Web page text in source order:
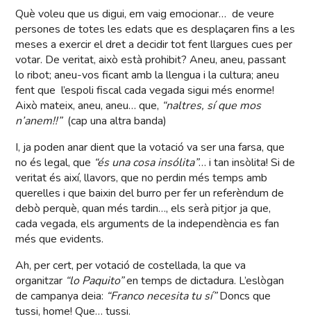
Què voleu que us digui, em vaig emocionar… de veure
persones de totes les edats que es desplaçaren fins a les
meses a exercir el dret a decidir tot fent llargues cues per
votar. De veritat, això està prohibit? Aneu, aneu, passant
lo ribot; aneu-vos ficant amb la llengua i la cultura; aneu
fent que l’espoli fiscal cada vegada sigui més enorme!
Això mateix, aneu, aneu… que, “naltres, sí que mos
n’anem!!” (cap una altra banda)
I, ja poden anar dient que la votació va ser una farsa, que
no és legal, que “és una cosa insólita”… i tan insòlita! Si de
veritat és així, llavors, que no perdin més temps amb
querelles i que baixin del burro per fer un referèndum de
debò perquè, quan més tardin…, els serà pitjor ja que,
cada vegada, els arguments de la independència es fan
més que evidents.
Ah, per cert, per votació de costellada, la que va
organitzar “lo Paquito”en temps de dictadura. L’eslògan
de campanya deia: “Franco necesita tu sí”Doncs que
tussi, home! Que… tussi.